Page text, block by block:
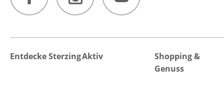
Entdecke SterzingAktiv
Shopping &
Genuss